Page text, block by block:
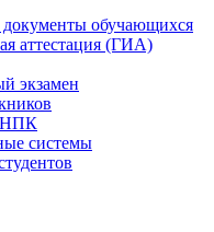
обучающихся
аттестация (ГИА)
экзамен
НПК
системы